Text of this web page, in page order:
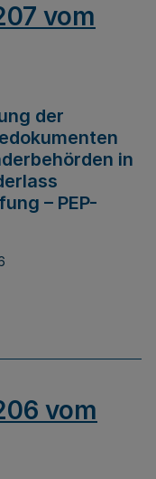
vom
der
in
– PEP-
vom